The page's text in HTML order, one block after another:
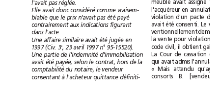
l'avait pas
réglée.
Elle
avait donc considéré comme
vraisem-
blable
que le prix n'avait pas été payé
contrairement aux indications figurant
dans
l'acte.
Une
affaire similaire avait été jugée
en
1997
(Civ. 3e, 23 avril 1997 n°
95-15520).
Une
partie de l'indemnité d'immobilisation
avait été payée, selon le contrat, hors de la
comptabilité du notaire, le vendeur
consentantà l'acheteur quittance définiti-
meuble
avait assigné
l'acquéreur
en
violation
d'un pacte
avait
été consenti.
Le
ventionnellement
la vente pour violation
code
obtient
La
Cour de cassation
qui avait
admis
«
Mais attendu
consorts
B.